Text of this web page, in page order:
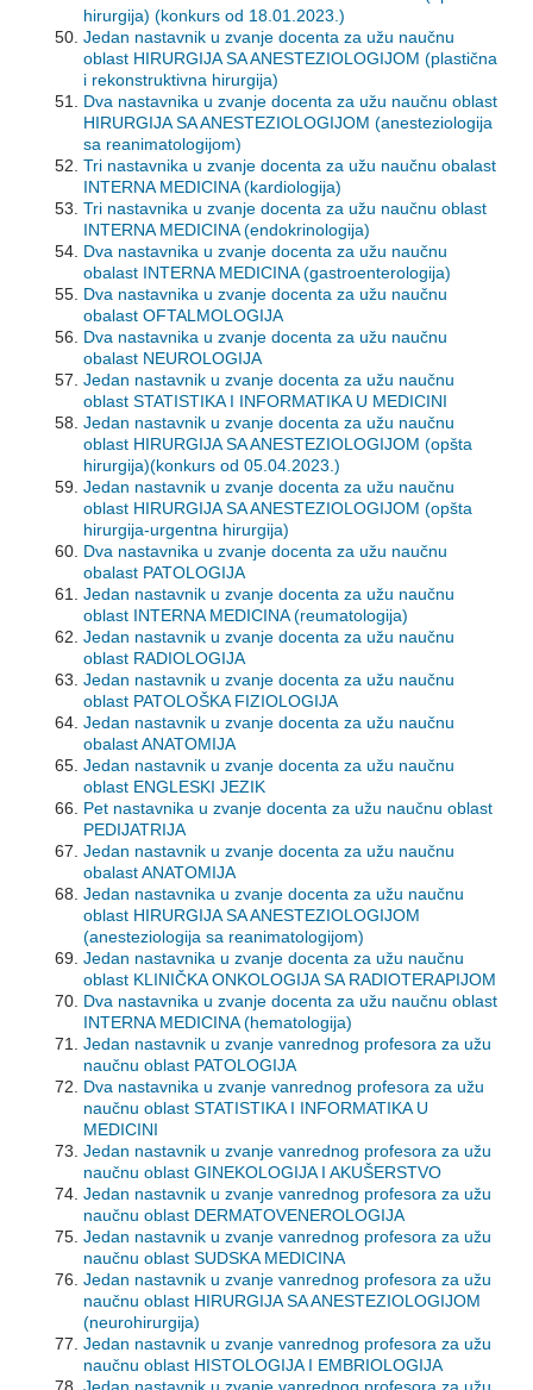
hirurgija) (konkurs od 18.01.2023.)
Jedan nastavnik u zvanje docenta za užu naučnu
oblast HIRURGIJA SA ANESTEZIOLOGIJOM (plastična
i rekonstruktivna hirurgija)
Dva nastavnika u zvanje docenta za užu naučnu oblast
HIRURGIJA SA ANESTEZIOLOGIJOM (anesteziologija
sa reanimatologijom)
Tri nastavnika u zvanje docenta za užu naučnu obalast
INTERNA MEDICINA (kardiologija)
Tri nastavnika u zvanje docenta za užu naučnu oblast
INTERNA MEDICINA (endokrinologija)
Dva nastavnika u zvanje docenta za užu naučnu
obalast INTERNA MEDICINA (gastroenterologija)
Dva nastavnika u zvanje docenta za užu naučnu
obalast OFTALMOLOGIJA
Dva nastavnika u zvanje docenta za užu naučnu
obalast NEUROLOGIJA
Jedan nastavnik u zvanje docenta za užu naučnu
oblast STATISTIKA I INFORMATIKA U MEDICINI
Jedan nastavnik u zvanje docenta za užu naučnu
oblast HIRURGIJA SA ANESTEZIOLOGIJOM (opšta
hirurgija)(konkurs od 05.04.2023.)
Jedan nastavnik u zvanje docenta za užu naučnu
oblast HIRURGIJA SA ANESTEZIOLOGIJOM (opšta
hirurgija-urgentna hirurgija)
Dva nastavnika u zvanje docenta za užu naučnu
obalast PATOLOGIJA
Jedan nastavnik u zvanje docenta za užu naučnu
oblast INTERNA MEDICINA (reumatologija)
Jedan nastavnik u zvanje docenta za užu naučnu
oblast RADIOLOGIJA
Jedan nastavnik u zvanje docenta za užu naučnu
oblast PATOLOŠKA FIZIOLOGIJA
Jedan nastavnik u zvanje docenta za užu naučnu
obalast ANATOMIJA
Jedan nastavnik u zvanje docenta za užu naučnu
oblast ENGLESKI JEZIK
Pet nastavnika u zvanje docenta za užu naučnu oblast
PEDIJATRIJA
Jedan nastavnik u zvanje docenta za užu naučnu
obalast ANATOMIJA
Jedan nastavnika u zvanje docenta za užu naučnu
oblast HIRURGIJA SA ANESTEZIOLOGIJOM
(anesteziologija sa reanimatologijom)
Jedan nastavnika u zvanje docenta za užu naučnu
oblast KLINIČKA ONKOLOGIJA SA RADIOTERAPIJOM
Dva nastavnika u zvanje docenta za užu naučnu oblast
INTERNA MEDICINA (hematologija)
Jedan nastavnik u zvanje vanrednog profesora za užu
naučnu oblast PATOLOGIJA
Dva nastavnika u zvanje vanrednog profesora za užu
naučnu oblast STATISTIKA I INFORMATIKA U
MEDICINI
Jedan nastavnik u zvanje vanrednog profesora za užu
naučnu oblast GINEKOLOGIJA I AKUŠERSTVO
Jedan nastavnik u zvanje vanrednog profesora za užu
naučnu oblast DERMATOVENEROLOGIJA
Jedan nastavnik u zvanje vanrednog profesora za užu
naučnu oblast SUDSKA MEDICINA
Jedan nastavnik u zvanje vanrednog profesora za užu
naučnu oblast HIRURGIJA SA ANESTEZIOLOGIJOM
(neurohirurgija)
Jedan nastavnik u zvanje vanrednog profesora za užu
naučnu oblast HISTOLOGIJA I EMBRIOLOGIJA